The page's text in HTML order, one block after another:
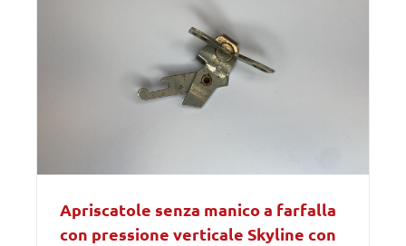
Apriscatole senza manico a farfalla
con pressione verticale Skyline con